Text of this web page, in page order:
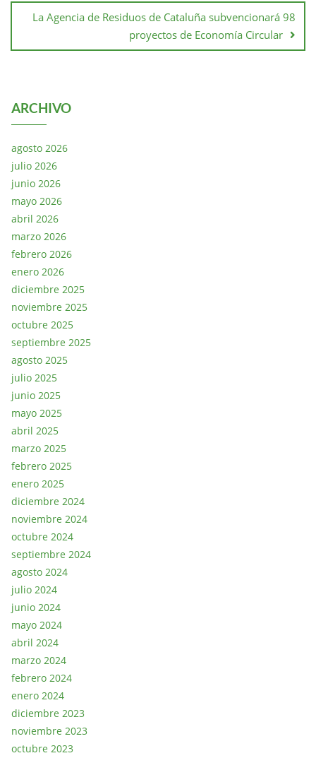
La Agencia de Residuos de Cataluña subvencionará 98
proyectos de Economía Circular
ARCHIVO
agosto 2026
julio 2026
junio 2026
mayo 2026
abril 2026
marzo 2026
febrero 2026
enero 2026
diciembre 2025
noviembre 2025
octubre 2025
septiembre 2025
agosto 2025
julio 2025
junio 2025
mayo 2025
abril 2025
marzo 2025
febrero 2025
enero 2025
diciembre 2024
noviembre 2024
octubre 2024
septiembre 2024
agosto 2024
julio 2024
junio 2024
mayo 2024
abril 2024
marzo 2024
febrero 2024
enero 2024
diciembre 2023
noviembre 2023
octubre 2023